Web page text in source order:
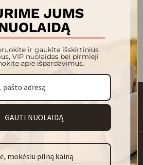
JUMS
ir gaukite išskirtinius
VIP nuolaidas bei pirmieji
apie išpardavimus.
GAUTI NUOLAIDĄ
mokėsiu pilną kainą